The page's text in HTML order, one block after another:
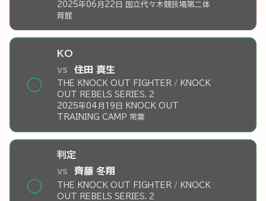
2025年06月22日 国立代々木競技場第二体
育館
◯
KO
vs 住田 真生
THE KNOCK OUT FIGHTER / KNOCK
OUT REBELS SERIES. 2
2025年04月19日 KNOCK OUT
TRAINING CAMP 常葉
◯
判定
vs 齊藤 冬翔
THE KNOCK OUT FIGHTER / KNOCK
OUT REBELS SERIES. 2